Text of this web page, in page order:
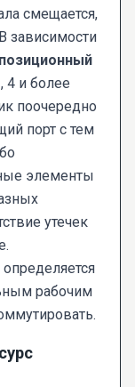
смещается,
зависимости
4 и более
поочередно
порт с тем
элементы
утечек
определяется
рабочим